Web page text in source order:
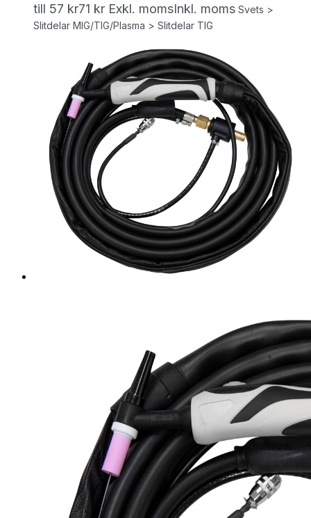
till 57 kr71 kr Exkl. momsInkl. moms Svets >
Slitdelar MIG/TIG/Plasma > Slitdelar TIG